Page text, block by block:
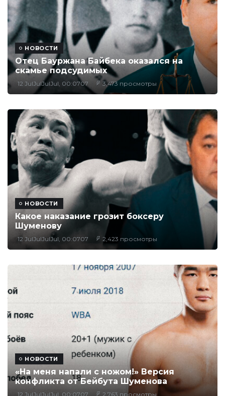
НОВОСТИ
Отец Бауржана Байбека оказался на
скамье подсудимых
12 JulJulJulJul, 00:0707 3,473 просмотры
НОВОСТИ
Какое наказание грозит боксеру
Шуменову
12 JulJulJulJul, 00:0707 2,423 просмотры
НОВОСТИ
«На меня напали с ножом!» Версия
конфликта от Бейбута Шуменова
12 JulJulJulJul, 00:0707 2,763 просмотры